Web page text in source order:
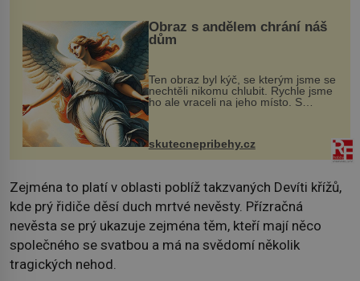
Obraz s andělem chrání náš
dům
Ten obraz byl kýč, se kterým jsme se
nechtěli nikomu chlubit. Rychle jsme
ho ale vraceli na jeho místo. S
manželem Vaškem jsme si pořídili
chaloupku, takový domek na severu
Čech, kde jsme si naplánova...
skutecnepribehy.cz
Zejména to platí v oblasti poblíž takzvaných Devíti křížů,
kde prý řidiče děsí duch mrtvé nevěsty. Přízračná
nevěsta se prý ukazuje zejména těm, kteří mají něco
společného se svatbou a má na svědomí několik
tragických nehod.